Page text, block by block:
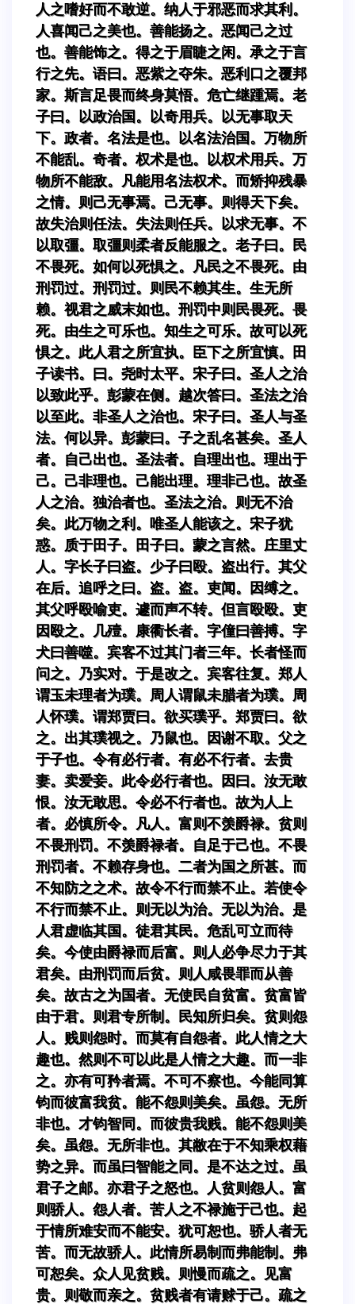
人之嗜好而不敢逆。纳人于邪恶而求其利。
人喜闻己之美也。善能扬之。恶闻己之过
也。善能饰之。得之于眉睫之闲。承之于言
行之先。语曰。恶紫之夺朱。恶利口之覆邦
家。斯言足畏而终身莫悟。危亡继踵焉。老
子曰。以政治国。以奇用兵。以无事取天
下。政者。名法是也。以名法治国。万物所
不能乱。奇者。权术是也。以权术用兵。万
物所不能敌。凡能用名法权术。而矫抑残暴
之情。则己无事焉。己无事。则得天下矣。
故失治则任法。失法则任兵。以求无事。不
以取彊。取彊则柔者反能服之。老子曰。民
不畏死。如何以死惧之。凡民之不畏死。由
刑罚过。刑罚过。则民不赖其生。生无所
赖。视君之威末如也。刑罚中则民畏死。畏
死。由生之可乐也。知生之可乐。故可以死
惧之。此人君之所宜执。臣下之所宜慎。田
子读书。曰。尧时太平。宋子曰。圣人之治
以致此乎。彭蒙在侧。越次答曰。圣法之治
以至此。非圣人之治也。宋子曰。圣人与圣
法。何以异。彭蒙曰。子之乱名甚矣。圣人
者。自己出也。圣法者。自理出也。理出于
己。己非理也。己能出理。理非己也。故圣
人之治。独治者也。圣法之治。则无不治
矣。此万物之利。唯圣人能该之。宋子犹
惑。质于田子。田子曰。蒙之言然。庄里丈
人。字长子曰盗。少子曰殴。盗出行。其父
在后。追呼之曰。盗。盗。吏闻。因缚之。
其父呼殴喻吏。遽而声不转。但言殴殴。吏
因殴之。几殪。康衢长者。字僮曰善搏。字
犬曰善噬。宾客不过其门者三年。长者怪而
问之。乃实对。于是改之。宾客往复。郑人
谓玉未理者为璞。周人谓鼠未腊者为璞。周
人怀璞。谓郑贾曰。欲买璞乎。郑贾曰。欲
之。出其璞视之。乃鼠也。因谢不取。父之
于子也。令有必行者。有必不行者。去贵
妻。卖爱妾。此令必行者也。因曰。汝无敢
恨。汝无敢思。令必不行者也。故为人上
者。必慎所令。凡人。富则不羡爵禄。贫则
不畏刑罚。不羡爵禄者。自足于己也。不畏
刑罚者。不赖存身也。二者为国之所甚。而
不知防之之术。故令不行而禁不止。若使令
不行而禁不止。则无以为治。无以为治。是
人君虚临其国。徒君其民。危乱可立而待
矣。今使由爵禄而后富。则人必争尽力于其
君矣。由刑罚而后贫。则人咸畏罪而从善
矣。故古之为国者。无使民自贫富。贫富皆
由于君。则君专所制。民知所归矣。贫则怨
人。贱则怨时。而莫有自怨者。此人情之大
趣也。然则不可以此是人情之大趣。而一非
之。亦有可矜者焉。不可不察也。今能同算
钧而彼富我贫。能不怨则美矣。虽怨。无所
非也。才钧智同。而彼贵我贱。能不怨则美
矣。虽怨。无所非也。其敝在于不知乘权藉
势之异。而虽曰智能之同。是不达之过。虽
君子之邮。亦君子之怒也。人贫则怨人。富
则骄人。怨人者。苦人之不禄施于己也。起
于情所难安而不能安。犹可恕也。骄人者无
苦。而无故骄人。此情所易制而弗能制。弗
可恕矣。众人见贫贱。则慢而疏之。见富
贵。则敬而亲之。贫贱者有请赇于己。疏之